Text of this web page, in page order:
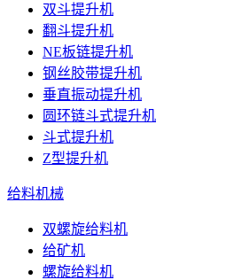
双斗提升机
翻斗提升机
NE板链提升机
钢丝胶带提升机
垂直振动提升机
圆环链斗式提升机
斗式提升机
Z型提升机
给料机械
双螺旋给料机
给矿机
螺旋给料机